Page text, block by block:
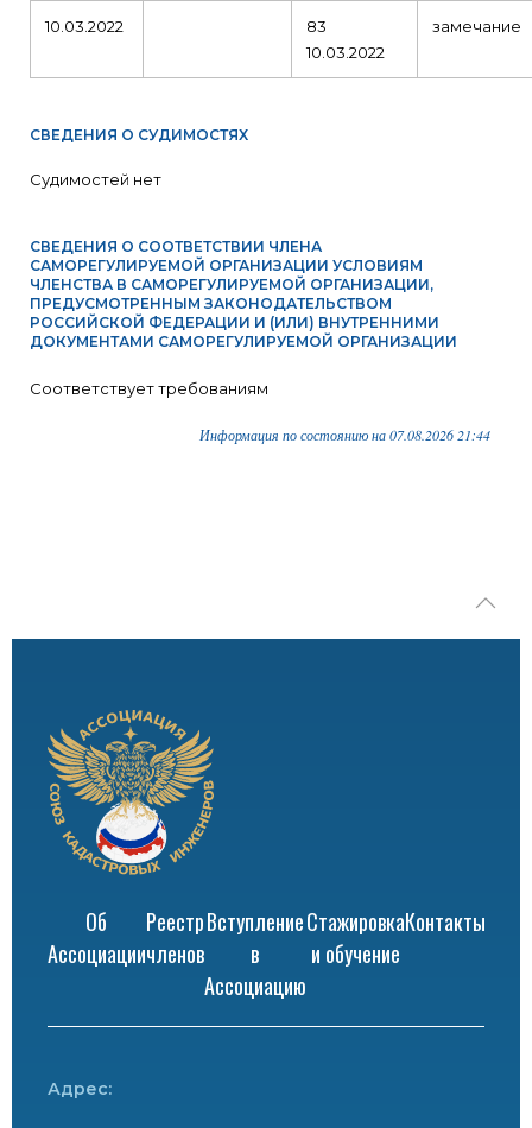
10.03.2022
83
10.03.2022
замечание
СВЕДЕНИЯ О СУДИМОСТЯХ
Судимостей нет
СВЕДЕНИЯ О СООТВЕТСТВИИ ЧЛЕНА
САМОРЕГУЛИРУЕМОЙ ОРГАНИЗАЦИИ УСЛОВИЯМ
ЧЛЕНСТВА В САМОРЕГУЛИРУЕМОЙ ОРГАНИЗАЦИИ,
ПРЕДУСМОТРЕННЫМ ЗАКОНОДАТЕЛЬСТВОМ
РОССИЙСКОЙ ФЕДЕРАЦИИ И (ИЛИ) ВНУТРЕННИМИ
ДОКУМЕНТАМИ САМОРЕГУЛИРУЕМОЙ ОРГАНИЗАЦИИ
Соответствует требованиям
Информация по состоянию на 07.08.2026 21:44
Об
Ассоциации
Реестр
членов
Вступление
в
Ассоциацию
Стажировка
и обучение
Контакты
Адрес: